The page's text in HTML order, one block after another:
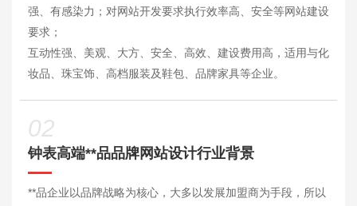
强、有感染力；对网站开发要求执行效率高、安全等网站建设
要求；
互动性强、美观、大方、安全、高效、建设费用高，适用与化
妆品、珠宝饰、高档服装及鞋包、品牌家具等企业。
02
钟表高端**品品牌网站设计行业背景
**品企业以品牌战略为核心，大多以发展加盟商为手段，所以